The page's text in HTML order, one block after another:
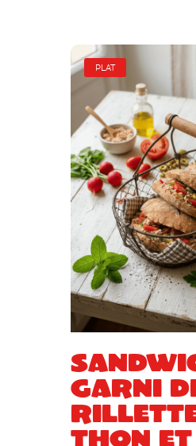
PLAT
garni
thon et